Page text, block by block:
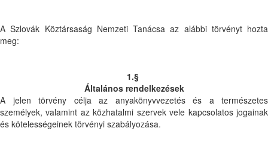
A Szlovák Köztársaság Nemzeti Tanácsa az alábbi törvényt hozta
meg:
1.§
Általános rendelkezések
A jelen törvény célja az anyakönyvvezetés és a természetes
személyek, valamint az közhatalmi szervek vele kapcsolatos jogainak
és kötelességeinek törvényi szabályozása.